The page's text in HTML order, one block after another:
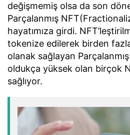
değişmemiş olsa da son
Parçalanmış
hayatımıza girdi.
tokenize edilerek birden
olanak sağlayan Parçalanmış
oldukça yüksek olan birçok
sağlıyor.